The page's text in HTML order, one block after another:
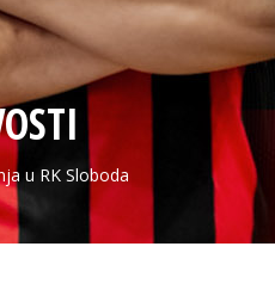
u RK Sloboda